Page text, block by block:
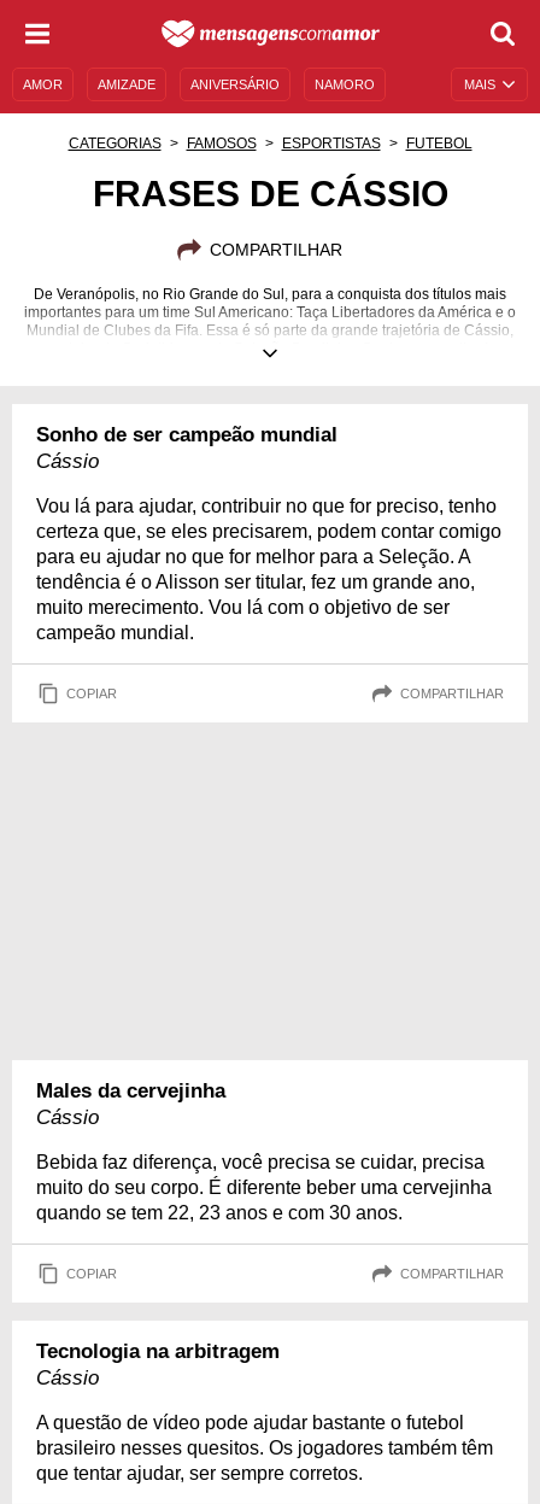
MAIS
AMOR AMIZADE ANIVERSÁRIO NAMORO
DESCULPAS
CATEGORIAS FAMOSOS ESPORTISTAS FUTEBOL
FRASES DE CÁSSIO
COMPARTILHAR
De Veranópolis, no Rio Grande do Sul, para a conquista dos títulos mais
importantes para um time Sul Americano: Taça Libertadores da América e o
Mundial de Clubes da Fifa. Essa é só parte da grande trajetória de Cássio,
goleiro do Corinthians e da Seleção Brasileira. Conheça-o melhor!
Sonho de ser campeão mundial
Cássio
Vou lá para ajudar, contribuir no que for preciso, tenho
certeza que, se eles precisarem, podem contar comigo
para eu ajudar no que for melhor para a Seleção. A
tendência é o Alisson ser titular, fez um grande ano,
muito merecimento. Vou lá com o objetivo de ser
campeão mundial.
COPIAR COMPARTILHAR
Males da cervejinha
Cássio
Bebida faz diferença, você precisa se cuidar, precisa
muito do seu corpo. É diferente beber uma cervejinha
quando se tem 22, 23 anos e com 30 anos.
COPIAR COMPARTILHAR
Tecnologia na arbitragem
Cássio
A questão de vídeo pode ajudar bastante o futebol
brasileiro nesses quesitos. Os jogadores também têm
que tentar ajudar, ser sempre corretos.